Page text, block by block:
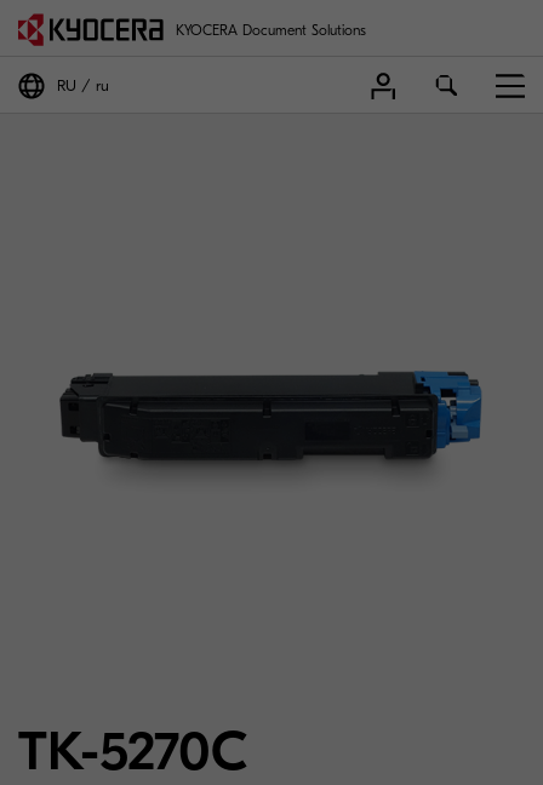
KYOCERA Document Solutions
RU ru
TK-5270C